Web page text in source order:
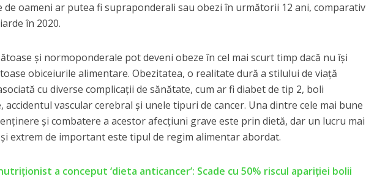
de oameni ar putea fi supraponderali sau obezi în următorii 12 ani, comparativ
în 2020.
și normoponderale pot deveni obeze în cel mai scurt timp dacă nu își
obiceiurile alimentare. Obezitatea, o realitate dură a stilului de viață
cu diverse complicații de sănătate, cum ar fi diabet de tip 2, boli
accidentul vascular cerebral și unele tipuri de cancer. Una dintre cele mai bune
și combatere a acestor afecțiuni grave este prin dietă, dar un lucru mai
extrem de important este tipul de regim alimentar abordat.
a conceput ‘dieta anticancer’: Scade cu 50% riscul apariţiei bolii